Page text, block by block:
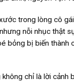
trong lòng cô
nỗi nhục thật
bỏng bị biến
chỉ là lời